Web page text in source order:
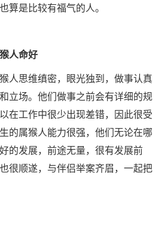
算是比较有福气的人。
人命好
思维缜密，眼光独到，做事认真
立场。他们做事之前会有详细的规
在工作中很少出现差错，因此很受
的属猴人能力很强，他们无论在哪
的发展，前途无量，很有发展前
很顺遂，与伴侣举案齐眉，一起把